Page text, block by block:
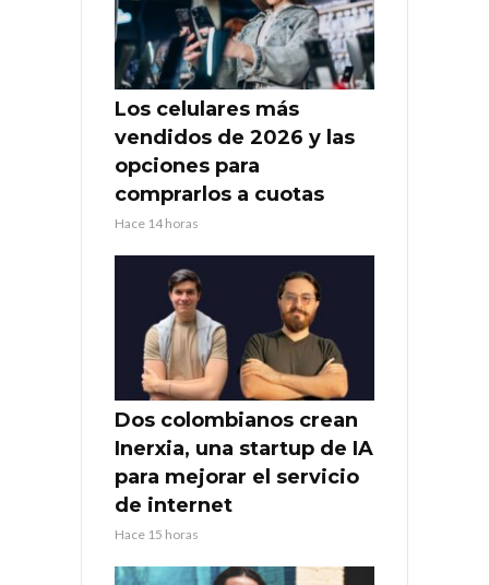
Los celulares más
vendidos de 2026 y las
opciones para
comprarlos a cuotas
Hace 14 horas
Dos colombianos crean
Inerxia, una startup de IA
para mejorar el servicio
de internet
Hace 15 horas